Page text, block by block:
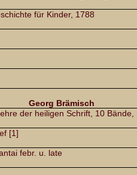
für Kinder, 1788
Georg Brämisch
der heiligen Schrift, 10 Bände,
[1]
febr. u. late